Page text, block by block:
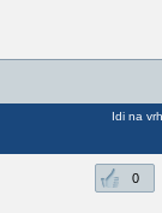
Idi na vrh
0